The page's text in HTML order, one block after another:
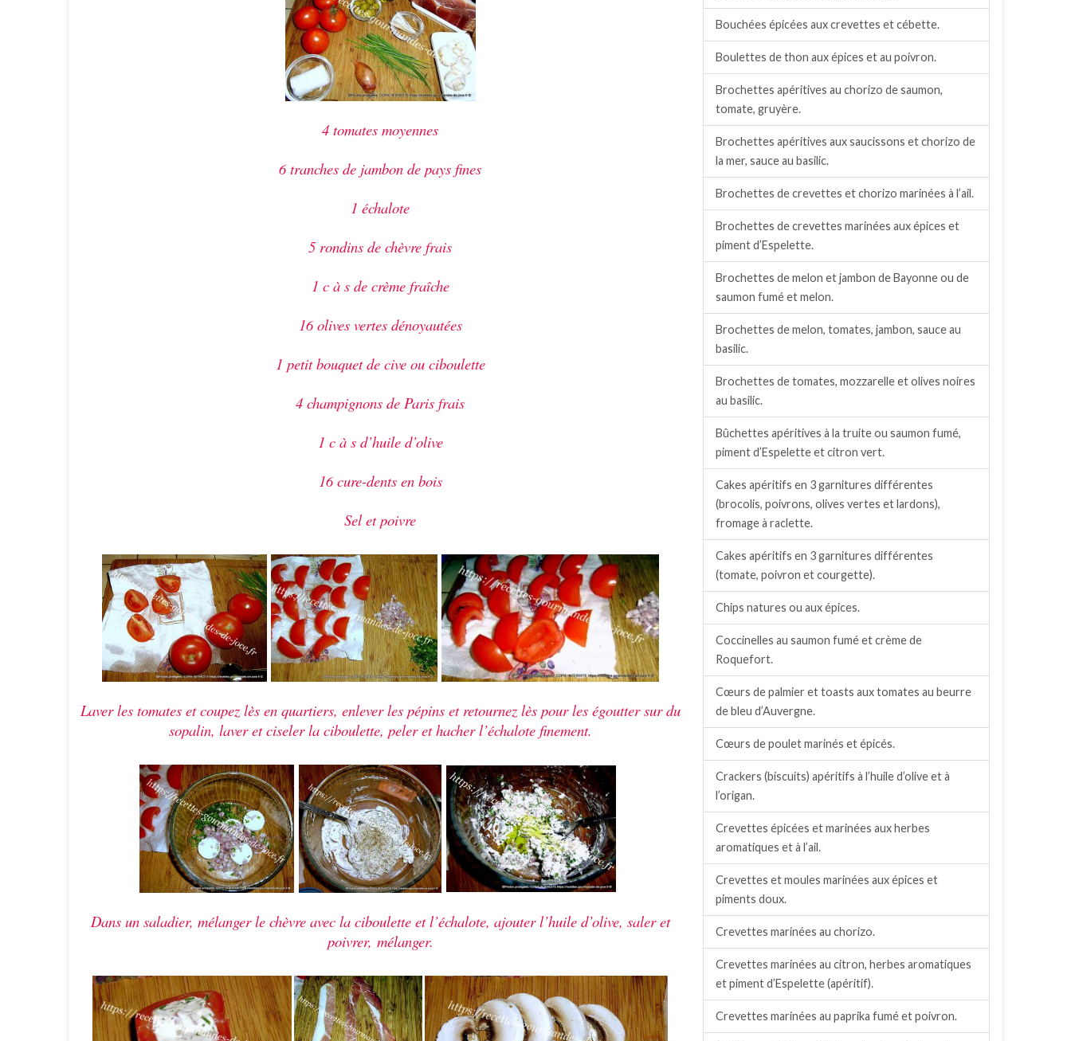
4 tomates moyennes
6 tranches de jambon de pays fines
1 échalote
5 rondins de chèvre frais
1 c à s de crème fraîche
16 olives vertes dénoyautées
1 petit bouquet de cive ou ciboulette
4 champignons de Paris frais
1 c à s d’huile d’olive
16 cure-dents en bois
Sel et poivre
Laver les tomates et coupez lès en quartiers, enlever les pépins et retournez lès pour les égoutter sur du
sopalin, laver et ciseler la ciboulette, peler et hacher l’échalote finement.
Dans un saladier, mélanger le chèvre avec la ciboulette et l’échalote, ajouter l’huile d’olive, saler et
poivrer, mélanger.
Bouchées épicées aux crevettes et cébette.
Boulettes de thon aux épices et au poivron.
Brochettes apéritives au chorizo de saumon,
tomate, gruyère.
Brochettes apéritives aux saucissons et chorizo de
la mer, sauce au basilic.
Brochettes de crevettes et chorizo marinées à l’ail.
Brochettes de crevettes marinées aux épices et
piment d’Espelette.
Brochettes de melon et jambon de Bayonne ou de
saumon fumé et melon.
Brochettes de melon, tomates, jambon, sauce au
basilic.
Brochettes de tomates, mozzarelle et olives noires
au basilic.
Bûchettes apéritives à la truite ou saumon fumé,
piment d’Espelette et citron vert.
Cakes apéritifs en 3 garnitures différentes
(brocolis, poivrons, olives vertes et lardons),
fromage à raclette.
Cakes apéritifs en 3 garnitures différentes
(tomate, poivron et courgette).
Chips natures ou aux épices.
Coccinelles au saumon fumé et crème de
Roquefort.
Cœurs de palmier et toasts aux tomates au beurre
de bleu d’Auvergne.
Cœurs de poulet marinés et épicés.
Crackers (biscuits) apéritifs à l’huile d’olive et à
l’origan.
Crevettes épicées et marinées aux herbes
aromatiques et à l’ail.
Crevettes et moules marinées aux épices et
piments doux.
Crevettes marinées au chorizo.
Crevettes marinées au citron, herbes aromatiques
et piment d’Espelette (apéritif).
Crevettes marinées au paprika fumé et poivron.